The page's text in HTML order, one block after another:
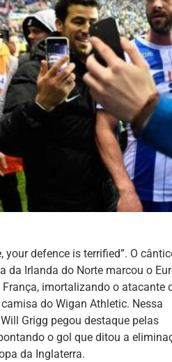
your defence is terrified”. O
da Irlanda do Norte marcou o
imortalizando o atacante
do Wigan Athletic. Nessa
Grigg pegou destaque pelas
o gol que ditou a
da Inglaterra.